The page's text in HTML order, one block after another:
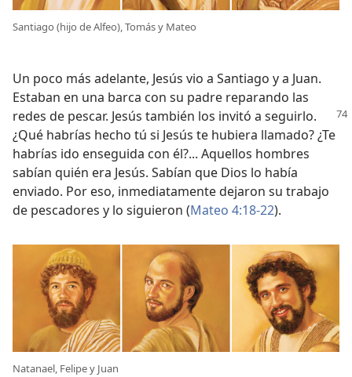
Santiago (hijo de Alfeo), Tomás y Mateo
Un poco más adelante, Jesús vio a Santiago y a Juan.
Estaban en una barca con su padre reparando las
redes de pescar. Jesús también los invitó a seguirlo.
¿Qué habrías hecho tú si Jesús te hubiera llamado? ¿Te
habrías ido enseguida con él?... Aquellos hombres
sabían quién era Jesús. Sabían que Dios lo había
enviado. Por eso, inmediatamente dejaron su trabajo
de pescadores y lo siguieron (Mateo 4:18-22).
Natanael, Felipe y Juan